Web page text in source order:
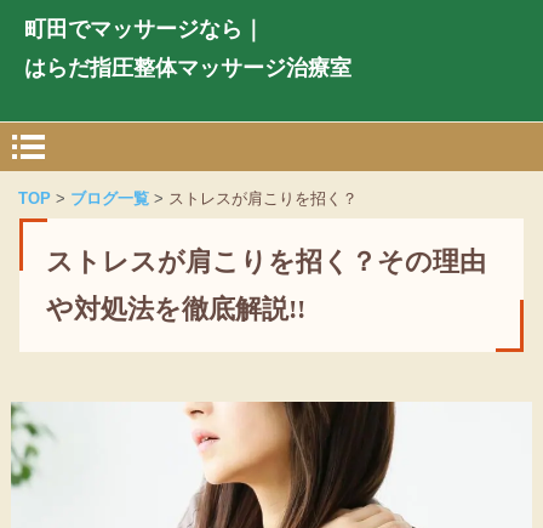
町田でマッサージなら｜
はらだ指圧整体マッサージ治療室
TOP ブログ一覧 ストレスが肩こりを招く？
ストレスが肩こりを招く？その理由
や対処法を徹底解説!!